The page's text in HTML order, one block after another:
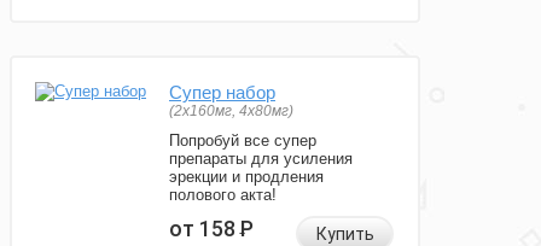
Супер набор
(2х160мг, 4х80мг)
Попробуй все супер
препараты для усиления
эрекции и продления
полового акта!
от 158Р Купить